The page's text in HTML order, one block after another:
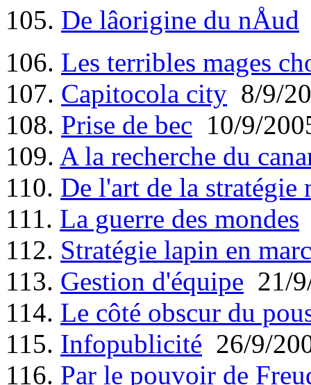
105. De lâorigine du nÅud
106. Les terribles mages
107. Capitocola city 8/9/
108. Prise de bec 10/9/
109. A la recherche du
110. De l'art de la stratégie
111. La guerre des mondes
112. Stratégie lapin en
113. Gestion d'équipe 21/
114. Le côté obscur du
115. Infopublicité 26/9/
116. Par le pouvoir de